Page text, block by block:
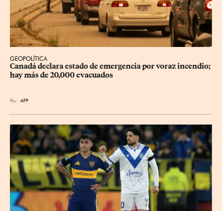
GEOPOLÍTICA
Canadá declara estado de emergencia por voraz incendio;
hay más de 20,000 evacuados
Por AFP